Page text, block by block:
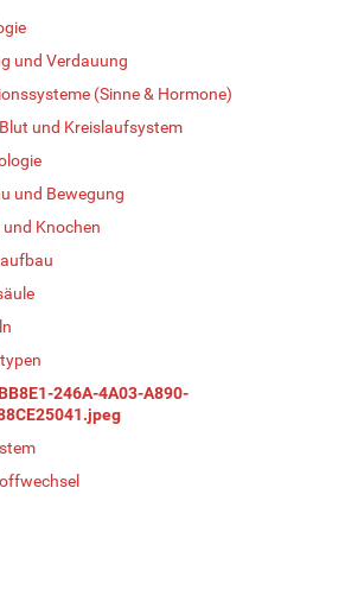
und Verdauung
(Sinne & Hormone)
und Kreislaufsystem
und Bewegung
und Knochen
246A-4A03-A890-